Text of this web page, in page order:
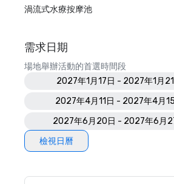
渦流式水療按摩池
需求日期
場地舉辦活動的首選時間段
2027年1月17日 - 2027年1月
2027年4月11日 - 2027年4月
2027年6月20日 - 2027年6月
檢視日曆